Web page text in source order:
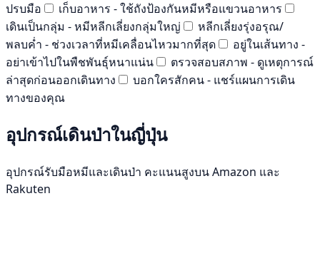
ปรบมือ
เก็บอาหาร - ใช้ถังป้องกันหมีหรือแขวนอาหาร
เดินเป็นกลุ่ม - หมีหลีกเลี่ยงกลุ่มใหญ่
หลีกเลี่ยงรุ่งอรุณ/
พลบค่ำ - ช่วงเวลาที่หมีเคลื่อนไหวมากที่สุด
อยู่ในเส้นทาง -
อย่าเข้าไปในพืชพันธุ์หนาแน่น
ตรวจสอบสภาพ - ดูเหตุการณ์
ล่าสุดก่อนออกเดินทาง
บอกใครสักคน - แชร์แผนการเดิน
ทางของคุณ
อุปกรณ์เดินป่าในญี่ปุ่น
อุปกรณ์รับมือหมีและเดินป่า คะแนนสูงบน Amazon และ
Rakuten